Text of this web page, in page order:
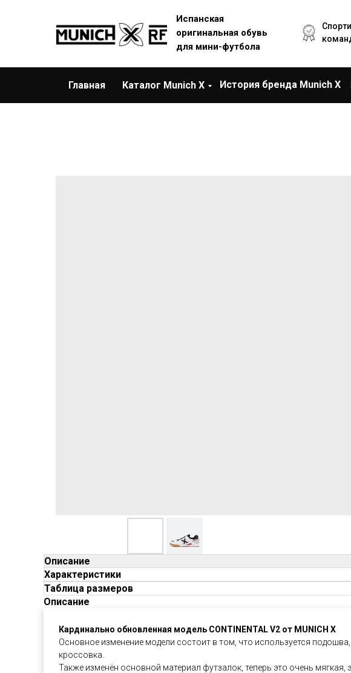
Испанская
оригинальная обувь
для мини-футбола
Главная Каталог Munich X История бренда Munich X
Описание
Характеристики
Таблица размеров
Описание
Кардинально обновленная модель CONTINENTAL V2 от MUNICH X
Основное изменение модели состоит в том, что используется подошва,
кроссовка.
Также изменён основной материал футзалок, теперь это очень